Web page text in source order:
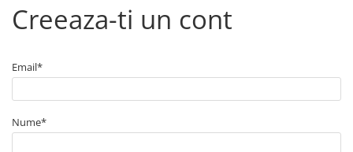
Creeaza-ti un cont
Email*
Nume*